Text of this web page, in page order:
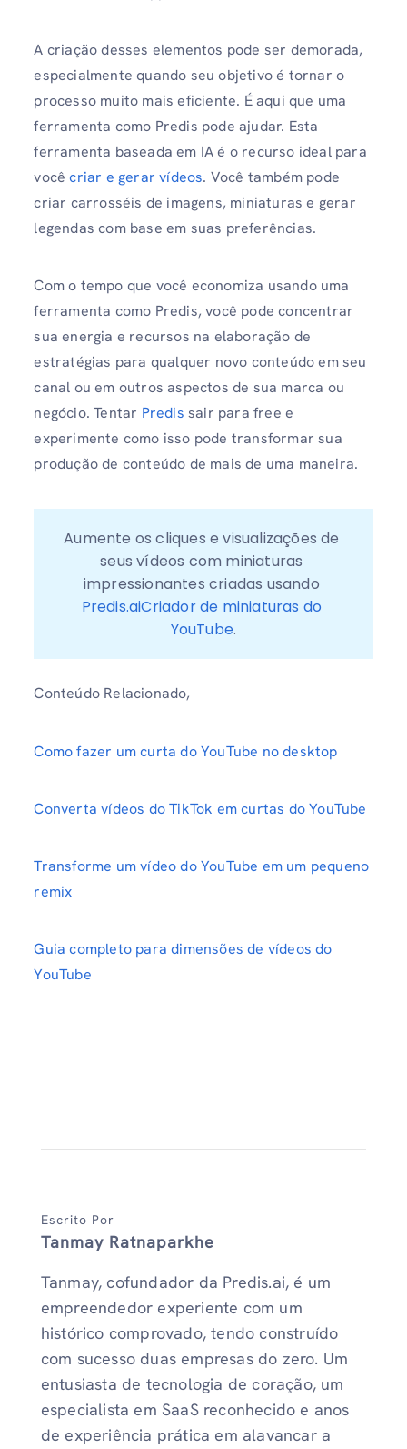
A criação desses elementos pode ser demorada,
especialmente quando seu objetivo é tornar o
processo muito mais eficiente. É aqui que uma
ferramenta como Predis pode ajudar. Esta
ferramenta baseada em IA é o recurso ideal para
vocêcriar e gerar vídeos. Você também pode
criar carrosséis de imagens, miniaturas e gerar
legendas com base em suas preferências.
Com o tempo que você economiza usando uma
ferramenta como Predis, você pode concentrar
sua energia e recursos na elaboração de
estratégias para qualquer novo conteúdo em seu
canal ou em outros aspectos de sua marca ou
negócio. Tentar Predis sair para free e
experimente como isso pode transformar sua
produção de conteúdo de mais de uma maneira.
Aumente os cliques e visualizações de
seus vídeos com miniaturas
Predis.aiCriador de miniaturas do
YouTube.
Conteúdo Relacionado,
Como fazer um curta do YouTube no desktop
Converta vídeos do TikTok em curtas do YouTube
Transforme um vídeo do YouTube em um pequeno
remix
Guia completo para dimensões de vídeos do
YouTube
Escrito Por
Tanmay Ratnaparkhe
Tanmay, cofundador da Predis.ai, é um
empreendedor experiente com um
histórico comprovado, tendo construído
com sucesso duas empresas do zero. Um
entusiasta de tecnologia de coração, um
especialista em SaaS reconhecido e anos
de experiência prática em alavancar a